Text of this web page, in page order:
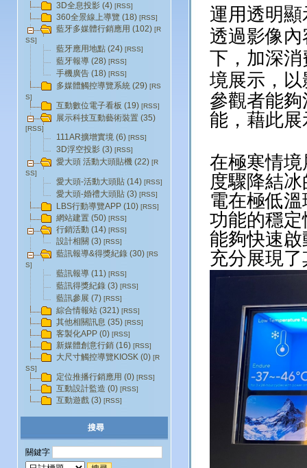
運用透明
透過影像
下，加深
境展示，
參觀者能
能，藉此
在極寒情
度驟降結
電在極低
功能的穩
能夠快速
充分展現
3D全息投影 (4) [RSS]
360全景線上導覽 (18) [RSS]
藍牙多媒體行銷應用 (102) [R
SS]
藍牙應用地點 (24) [RSS]
藍牙報導 (28) [RSS]
手機廣告 (18) [RSS]
多媒體觸控導覽系統 (29) [RS
S]
互動數位電子看板 (19) [RSS]
展示科技互動藝術裝置 (35)
[RSS]
111AR擴增實境 (6) [RSS]
3D浮空投影 (3) [RSS]
愛大頭 活動大頭貼機 (22) [R
SS]
愛大頭-活動大頭貼 (14) [RSS]
愛大頭-婚禮大頭貼 (3) [RSS]
LBS行動導覽APP (10) [RSS]
網站建置 (50) [RSS]
行銷活動 (14) [RSS]
設計相關 (3) [RSS]
藍訊報導&得獎紀錄 (30) [RS
S]
藍訊報導 (11) [RSS]
藍訊得獎紀錄 (3) [RSS]
藍訊參展 (7) [RSS]
綜合情報站 (321) [RSS]
其他相關訊息 (35) [RSS]
客製化APP (0) [RSS]
新媒體創意行銷 (16) [RSS]
大尺寸觸控導覽KIOSK (0) [R
SS]
定位推播行銷應用 (0) [RSS]
互動設計監造 (0) [RSS]
互動遊戲 (3) [RSS]
搜尋
關鍵字